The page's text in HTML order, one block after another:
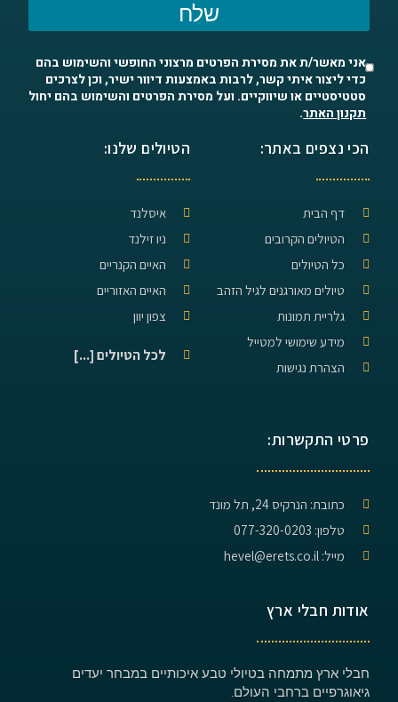
שלח
אני מאשר/ת את מסירת הפרטים מרצוני החופשי והשימוש בהם
כדי ליצור איתי קשר, לרבות באמצעות דיוור ישיר, וכן לצרכים
סטטיסטיים או שיווקיים. ועל מסירת הפרטים והשימוש בהם יחול
תקנון האתר.
הכי נצפים באתר:
דף הבית
הטיולים הקרובים
כל הטיולים
טיולים מאורגנים לגיל הזהב
גלריית תמונות
מידע שימושי למטייל
הצהרת נגישות
הטיולים שלנו:
איסלנד
ניו זילנד
האיים הקנריים
האיים האזוריים
צפון יוון
לכל הטיולים [...]
פרטי התקשרות:
כתובת: הנרקיס 24, תל מונד
טלפון: 077-320-0203
מייל: hevel@erets.co.il
אודות חבלי ארץ
חבלי ארץ מתמחה בטיולי טבע איכותיים במבחר יעדים
גיאוגרפיים ברחבי העולם.